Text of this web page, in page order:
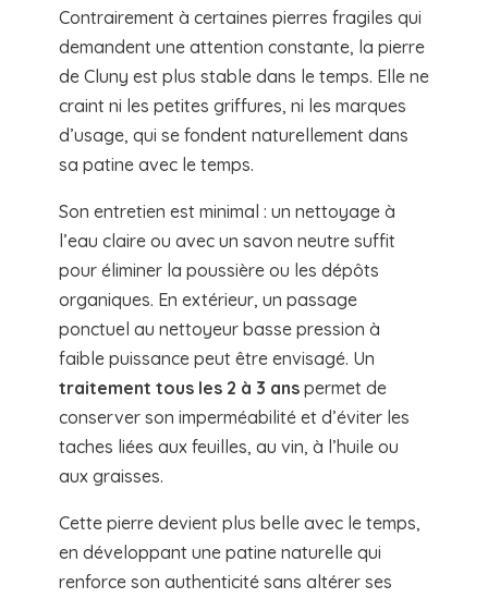
Contrairement à certaines pierres fragiles qui
demandent une attention constante, la pierre
de Cluny est plus stable dans le temps. Elle ne
craint ni les petites griffures, ni les marques
d’usage, qui se fondent naturellement dans
sa patine avec le temps.
Son entretien est minimal : un nettoyage à
l’eau claire ou avec un savon neutre suffit
pour éliminer la poussière ou les dépôts
organiques. En extérieur, un passage
ponctuel au nettoyeur basse pression à
faible puissance peut être envisagé. Un
traitement tous les 2 à 3 anspermet de
conserver son imperméabilité et d’éviter les
taches liées aux feuilles, au vin, à l’huile ou
aux graisses.
Cette pierre devient plus belle avec le temps,
en développant une patine naturelle qui
renforce son authenticité sans altérer ses